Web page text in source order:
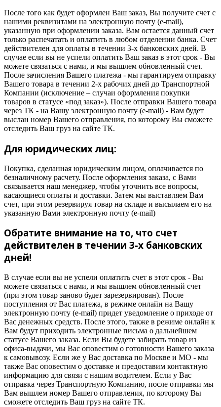
После того как будет оформлен Ваш заказ, Вы получите счет с
нашими реквизитами на электронную почту (e-mail),
указанную при оформлении заказа. Вам остается данный счет
только распечатать и оплатить в любом отделении банка. Счет
действителен для оплаты в течении 3-х банковских дней. В
случае если вы не успели оплатить Ваш заказ в этот срок - Вы
можете связаться с нами, и мы вышлем обновленный счет.
После зачисления Вашего платежа - мы гарантируем отправку
Вашего товара в течении 2-х рабочих дней до Транспортной
Компании (исключение – случаи оформления покупки
товаров в статусе «под заказ»). После отправки Вашего товара
через ТК - на Вашу электронную почту (e-mail) - Вам будет
выслан номер Вашего отправления, по которому Вы сможете
отследить Ваш груз на сайте ТК.
Для юридических лиц:
Покупка, сделанная юридическим лицом, оплачивается по
безналичному расчету. После оформления заказа, с Вами
связывается наш менеджер, чтобы уточнить все вопросы,
касающиеся оплаты и доставки. Затем мы выставляем Вам
счет, при этом резервируя товар на складе и высылаем его на
указанную Вами электронную почту (e-mail)
Обратите внимание на то, что счет
действителен в течении 3-х банковских
дней!
В случае если вы не успели оплатить счет в этот срок - Вы
можете связаться с нами, и мы вышлем обновленный счет
(при этом товар заново будет зарезервирован). После
поступления от Вас платежа, в режиме онлайн на Вашу
электронную почту (e-mail) придет уведомление о приходе от
Вас денежных средств. После этого, также в режиме онлайн к
Вам будут приходить электронные письма о дальнейшем
статусе Вашего заказа. Если Вы будете забирать товар из
офиса-выдачи, мы Вас оповестим о готовности Вашего заказа
к самовывозу. Если же у Вас доставка по Москве и МО - мы
также Вас оповестим о доставке и предоставим контактную
информацию для связи с нашим водителем. Если у Вас
отправка через Транспортную Компанию, после отправки мы
Вам вышлем номер Вашего отправления, по которому Вы
сможете отследить Ваш груз на сайте ТК.